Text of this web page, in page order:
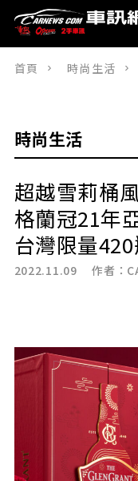
首頁 時尚生活
時尚生活
超越雪莉桶
格蘭冠21年
台灣限量
2022.11.09 作者：